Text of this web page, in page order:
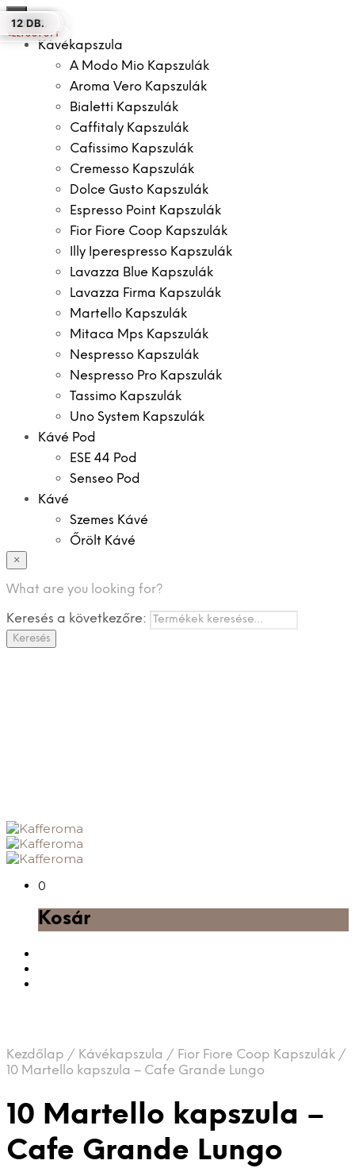
×
Kávékapszula
A Modo Mio Kapszulák
Aroma Vero Kapszulák
Bialetti Kapszulák
Caffitaly Kapszulák
Cafissimo Kapszulák
Cremesso Kapszulák
Dolce Gusto Kapszulák
Espresso Point Kapszulák
Fior Fiore Coop Kapszulák
Illy Iperespresso Kapszulák
Lavazza Blue Kapszulák
Lavazza Firma Kapszulák
Martello Kapszulák
Mitaca Mps Kapszulák
Nespresso Kapszulák
Nespresso Pro Kapszulák
Tassimo Kapszulák
Uno System Kapszulák
Kávé Pod
ESE 44 Pod
Senseo Pod
Kávé
Szemes Kávé
Őrölt Kávé
Instant Kávé
Zacskó Tea
Tartozékok
×
What are you looking for?
Keresés a következőre:
Keresés
0
Kosár
10 DB.
Kezdőlap / Kávékapszula / Fior Fiore Coop Kapszulák /
10 Martello kapszula – Cafe Grande Lungo
10 Martello kapszula –
Cafe Grande Lungo
50 DB.
12 DB.
12 DB.
100 DB.
ELFOGYOTT
30 DB.
12 DB.